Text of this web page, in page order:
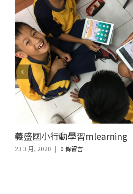
義盛國小行動學習mlearning
23 3 月, 2020 | 0 條留言